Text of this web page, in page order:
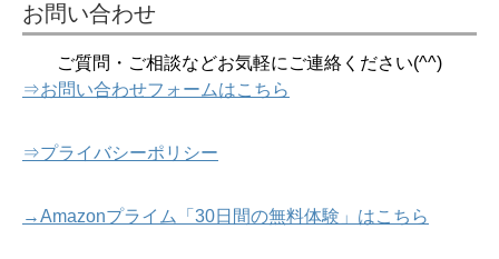
記
事
お問い合わせ
ご質問・ご相談などお気軽にご連絡ください(^^)
⇒お問い合わせフォームはこちら
⇒プライバシーポリシー
→Amazonプライム「30日間の無料体験」はこちら